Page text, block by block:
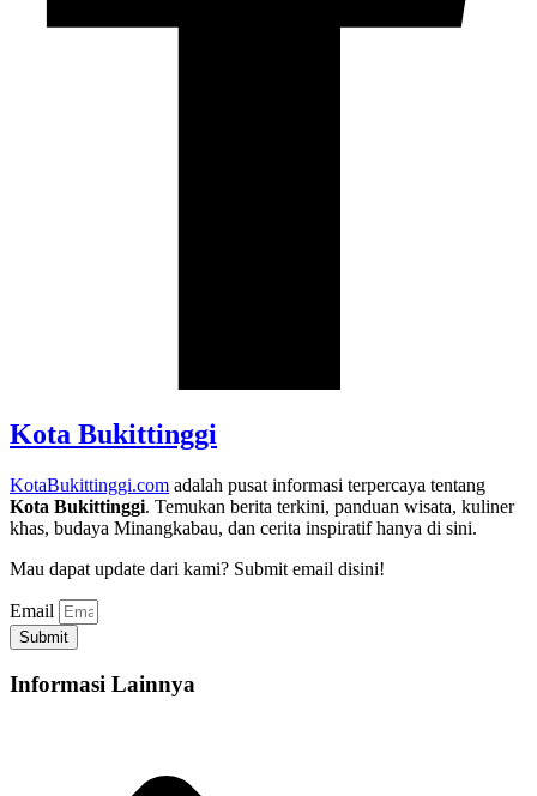
Kota Bukittinggi
KotaBukittinggi.com adalah pusat informasi terpercaya tentang
Kota Bukittinggi. Temukan berita terkini, panduan wisata, kuliner
khas, budaya Minangkabau, dan cerita inspiratif hanya di sini.
Mau dapat update dari kami? Submit email disini!
Email
Submit
Informasi Lainnya